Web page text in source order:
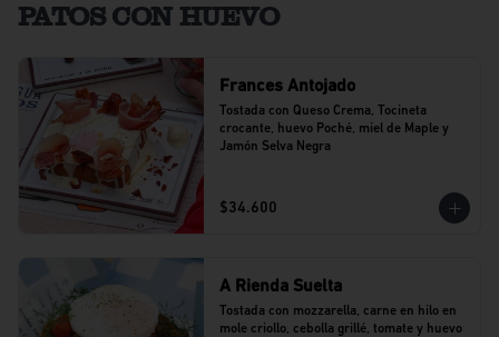
PATOS CON HUEVO
Frances Antojado
Tostada con Queso Crema, Tocineta
crocante, huevo Poché, miel de Maple y
Jamón Selva Negra
$34.600
A Rienda Suelta
Tostada con mozzarella, carne en hilo en
mole criollo, cebolla grillé, tomate y huevo